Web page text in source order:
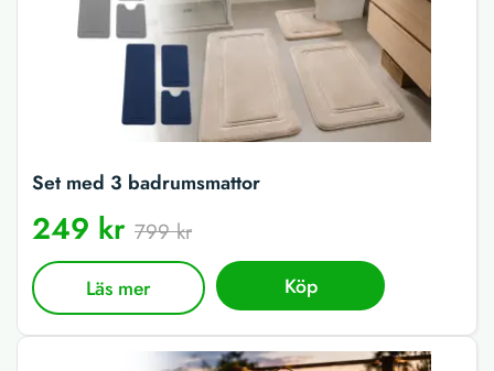
Set med 3 badrumsmattor
249 kr 799 kr
Läs mer Köp